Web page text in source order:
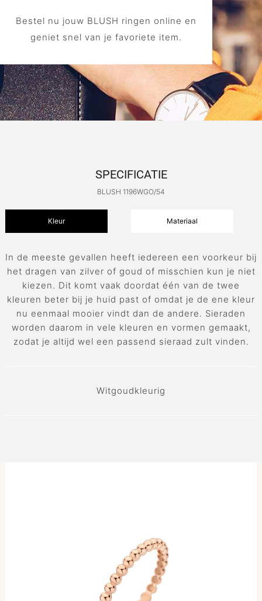
Bestel nu jouw BLUSH ringen online en
geniet snel van je favoriete item.
SPECIFICATIE
BLUSH 1196WGO/54
Kleur Materiaal
In de meeste gevallen heeft iedereen een voorkeur bij
het dragen van zilver of goud of misschien kun je niet
kiezen. Dit komt vaak doordat één van de twee
kleuren beter bij je huid past of omdat je de ene kleur
nu eenmaal mooier vindt dan de andere. Sieraden
worden daarom in vele kleuren en vormen gemaakt,
zodat je altijd wel een passend sieraad zult vinden.
Witgoudkleurig